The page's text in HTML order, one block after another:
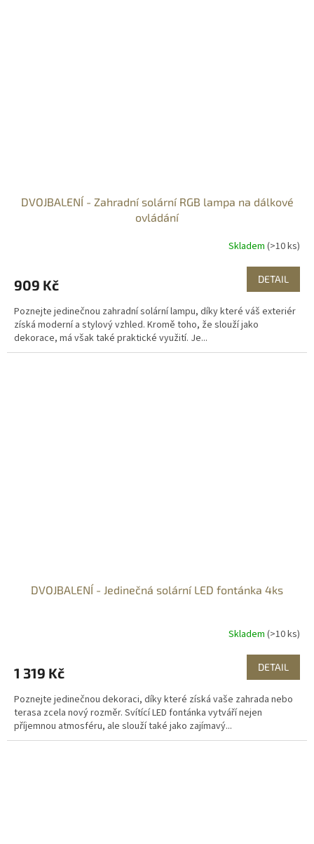
DVOJBALENÍ - Zahradní solární RGB lampa na dálkové
ovládání
Skladem (>10 ks)
909 Kč DETAIL
Poznejte jedinečnou zahradní solární lampu, díky které váš exteriér
získá moderní a stylový vzhled. Kromě toho, že slouží jako
dekorace, má však také praktické využití. Je...
DVOJBALENÍ - Jedinečná solární LED fontánka 4ks
Skladem (>10 ks)
1 319 Kč DETAIL
Poznejte jedinečnou dekoraci, díky které získá vaše zahrada nebo
terasa zcela nový rozměr. Svítící LED fontánka vytváří nejen
příjemnou atmosféru, ale slouží také jako zajímavý...